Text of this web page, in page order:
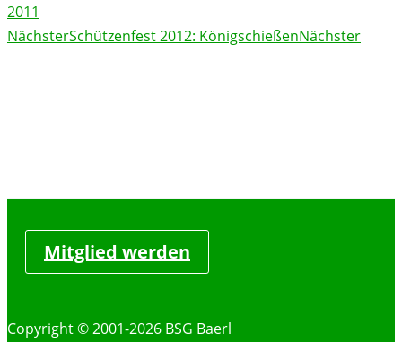
2011
NächsterSchützenfest 2012: KönigschießenNächster
Mitglied werden
Copyright © 2001-2026 BSG Baerl